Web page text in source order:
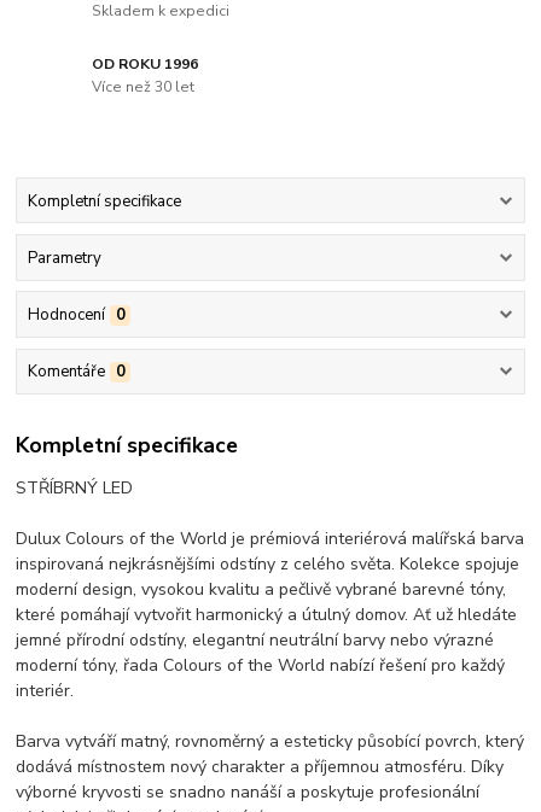
Skladem k expedici
OD ROKU 1996
Více než 30 let
Kompletní specifikace
Parametry
Hodnocení 0
Komentáře 0
Kompletní specifikace
STŘÍBRNÝ LED
Dulux Colours of the World je prémiová interiérová malířská barva
inspirovaná nejkrásnějšími odstíny z celého světa. Kolekce spojuje
moderní design, vysokou kvalitu a pečlivě vybrané barevné tóny,
které pomáhají vytvořit harmonický a útulný domov. Ať už hledáte
jemné přírodní odstíny, elegantní neutrální barvy nebo výrazné
moderní tóny, řada Colours of the World nabízí řešení pro každý
interiér.
Barva vytváří matný, rovnoměrný a esteticky působící povrch, který
dodává místnostem nový charakter a příjemnou atmosféru. Díky
výborné kryvosti se snadno nanáší a poskytuje profesionální